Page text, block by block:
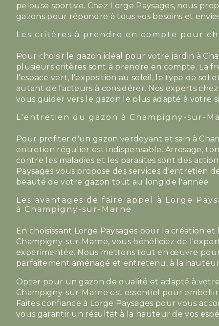
pelouse sportive. Chez Lorge Paysages, nous
gazons pour répondre à tous vos besoins et
Les critères à prendre en compte pour
Pour choisir le gazon idéal pour votre jardin à
plusieurs critères sont à prendre en compte. La
l'espace vert, l'exposition au soleil, le type de sol
autant de facteurs à considérer. Nos experts
vous guider vers le gazon le plus adapté à votre
L'entretien du gazon à Champigny-sur-
Pour profiter d'un gazon verdoyant et sain à
entretien régulier est indispensable. Arrosage,
contre les maladies et les parasites sont des
Paysages vous propose des services d'entretien
beauté de votre gazon tout au long de l'année.
Les avantages de faire appel à Lorge
à Champigny-sur-Marne
En choisissant Lorge Paysages pour la création
Champigny-sur-Marne, vous bénéficiez de
expérimentée. Nous mettons tout en œuvre
parfaitement aménagé et entretenu, à la
Opter pour un gazon de qualité et adapté à
Champigny-sur-Marne est essentiel pour
Faites confiance à Lorge Paysages pour vous
vous garantir un résultat à la hauteur de vos